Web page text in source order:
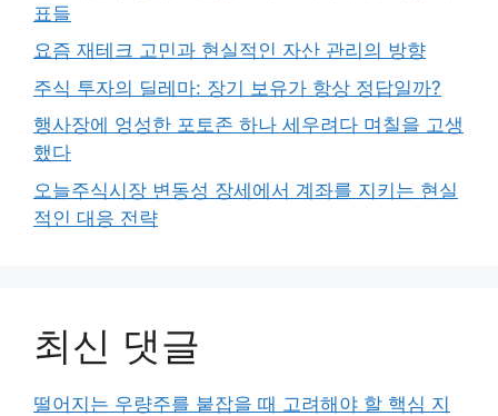
표들
요즘 재테크 고민과 현실적인 자산 관리의 방향
주식 투자의 딜레마: 장기 보유가 항상 정답일까?
행사장에 엉성한 포토존 하나 세우려다 며칠을 고생
했다
오늘주식시장 변동성 장세에서 계좌를 지키는 현실
적인 대응 전략
최신 댓글
떨어지는 우량주를 붙잡을 때 고려해야 할 핵심 지